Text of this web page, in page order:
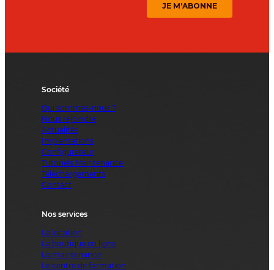
Société
Qui sommes-nous ?
Nous rejoindre
Actualités
Implantations
Configurateur
Tutoriels Maintenance
Téléchargements
Contact
Nos services
La location
La boutique en ligne
La maintenance
Le centre de formation